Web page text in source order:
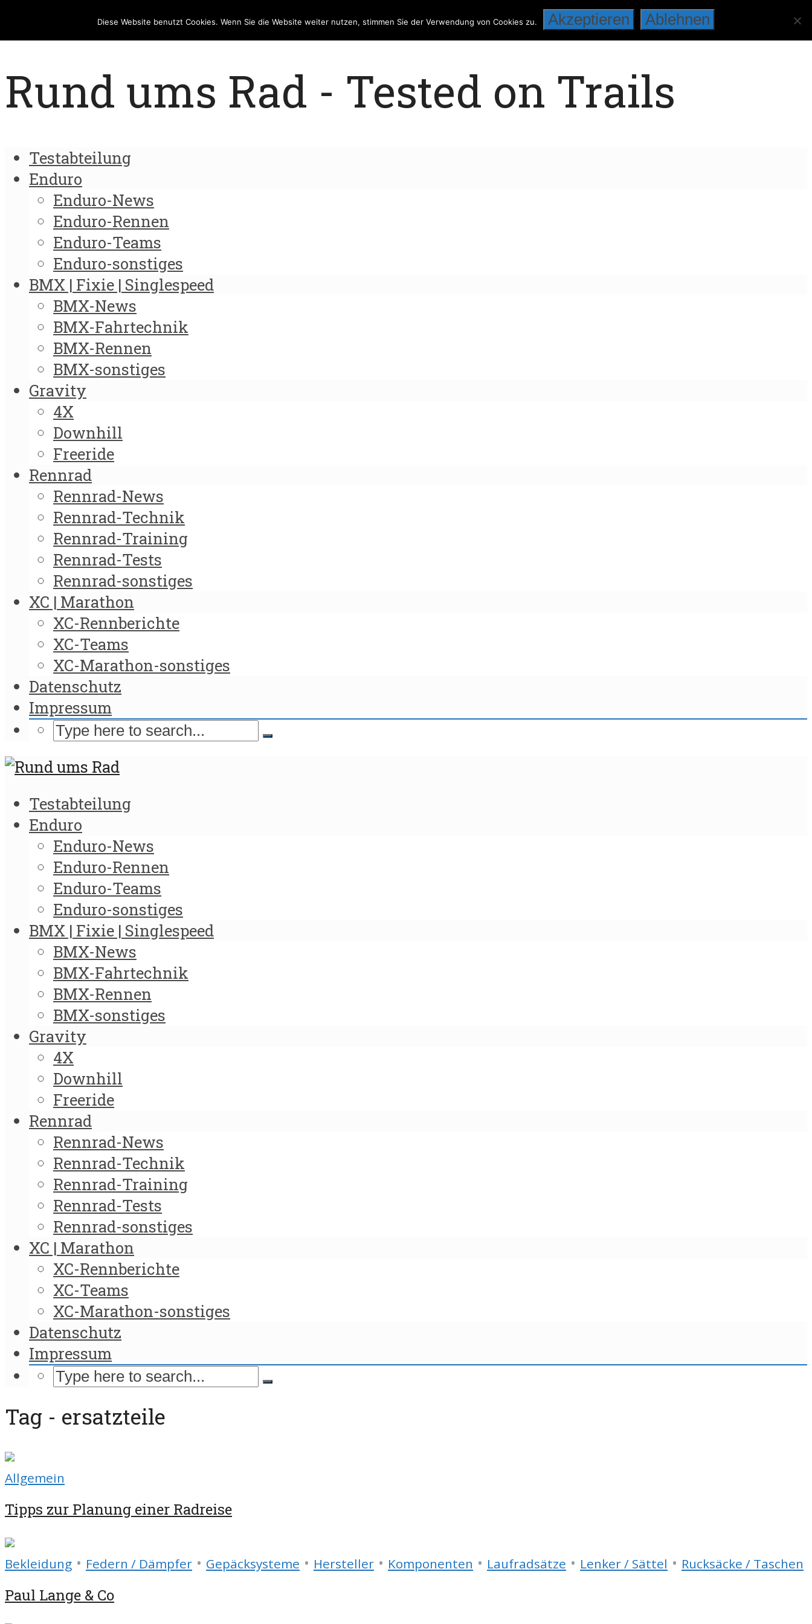
Rund ums Rad - Tested on Trails
Testabteilung
Enduro
Enduro-News
Enduro-Rennen
Enduro-Teams
Enduro-sonstiges
BMX | Fixie | Singlespeed
BMX-News
BMX-Fahrtechnik
BMX-Rennen
BMX-sonstiges
Gravity
4X
Downhill
Freeride
Rennrad
Rennrad-News
Rennrad-Technik
Rennrad-Training
Rennrad-Tests
Rennrad-sonstiges
XC | Marathon
XC-Rennberichte
XC-Teams
XC-Marathon-sonstiges
Datenschutz
Impressum
Testabteilung
Enduro
Enduro-News
Enduro-Rennen
Enduro-Teams
Enduro-sonstiges
BMX | Fixie | Singlespeed
BMX-News
BMX-Fahrtechnik
BMX-Rennen
BMX-sonstiges
Gravity
4X
Downhill
Freeride
Rennrad
Rennrad-News
Rennrad-Technik
Rennrad-Training
Rennrad-Tests
Rennrad-sonstiges
XC | Marathon
XC-Rennberichte
XC-Teams
XC-Marathon-sonstiges
Datenschutz
Impressum
Tag - ersatzteile
Allgemein
Tipps zur Planung einer Radreise
Bekleidung • Federn / Dämpfer • Gepäcksysteme • Hersteller • Komponenten • Laufradsätze • Lenker / Sättel • Rucksäcke / Taschen
Paul Lange & Co
Diese Website benutzt Cookies. Wenn Sie die Website weiter nutzen, stimmen Sie der Verwendung von Cookies zu. Akzeptieren Ablehnen